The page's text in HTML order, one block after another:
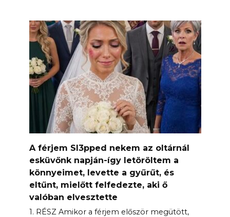
A férjem Sl3pped nekem az oltárnál
esküvőnk napján-így letöröltem a
könnyeimet, levette a gyűrűt, és
eltűnt, mielőtt felfedezte, aki ő
valóban elvesztette
1. RÉSZ Amikor a férjem először megütött,